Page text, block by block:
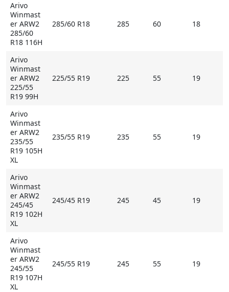
Arivo
Winmast
er ARW2
285/60
R18 116H
285/60 R18 285 60 18
Arivo
Winmast
er ARW2
225/55
R19 99H
225/55 R19 225 55 19
Arivo
Winmast
er ARW2
235/55
R19 105H
XL
235/55 R19 235 55 19
Arivo
Winmast
er ARW2
245/45
R19 102H
XL
245/45 R19 245 45 19
Arivo
Winmast
er ARW2
245/55
R19 107H
XL
245/55 R19 245 55 19